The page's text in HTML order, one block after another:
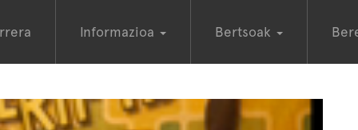
Informazioa Bertsoak